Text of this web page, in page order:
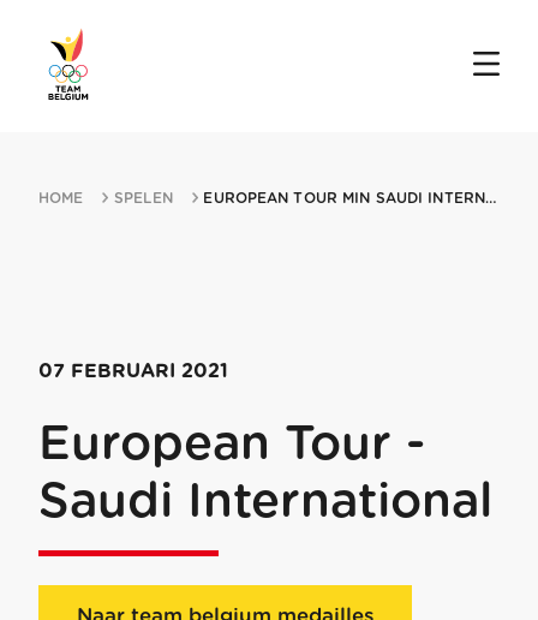
HOME SPELEN EUROPEAN TOUR MIN SAUDI INTERNATIONAL 07022021 KING ABDULLAH ECONOMIC CITY...
07 FEBRUARI 2021
European Tour -
Saudi International
Naar team belgium medailles